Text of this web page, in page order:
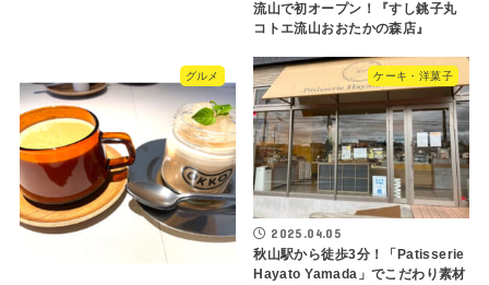
流山で初オープン！『すし銚子丸
コトエ流山おおたかの森店』
グルメ ケーキ・洋菓子
2025.04.05
秋山駅から徒歩3分！「Patisserie
Hayato Yamada」でこだわり素材